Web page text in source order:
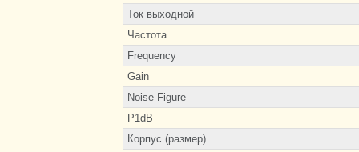
Ток выходной
Частота
Frequency
Gain
Noise Figure
P1dB
Корпус (размер)